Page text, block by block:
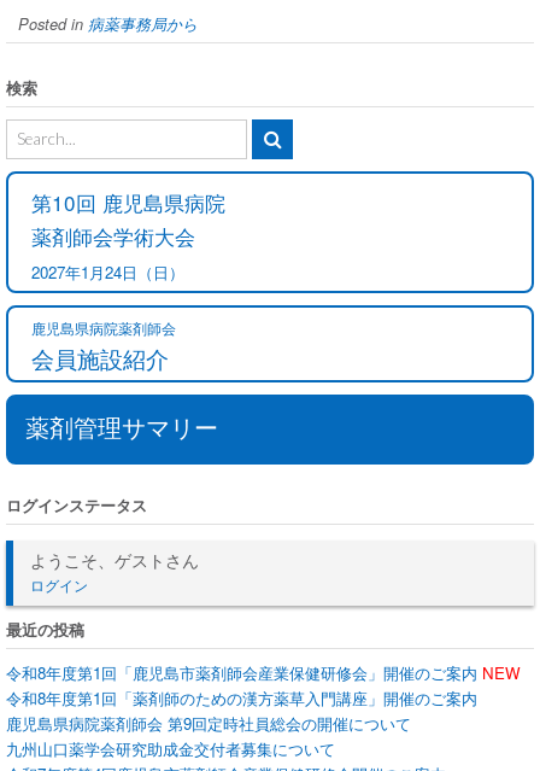
Posted in 病薬事務局から
検索
第10回 鹿児島県病院
薬剤師会学術大会
2027年1月24日（日）
鹿児島県病院薬剤師会
会員施設紹介
薬剤管理サマリー
ログインステータス
ようこそ、ゲストさん
ログイン
最近の投稿
令和8年度第1回「鹿児島市薬剤師会産業保健研修会」開催のご案内 NEW
令和8年度第1回「薬剤師のための漢方薬草入門講座」開催のご案内
鹿児島県病院薬剤師会 第9回定時社員総会の開催について
九州山口薬学会研究助成金交付者募集について